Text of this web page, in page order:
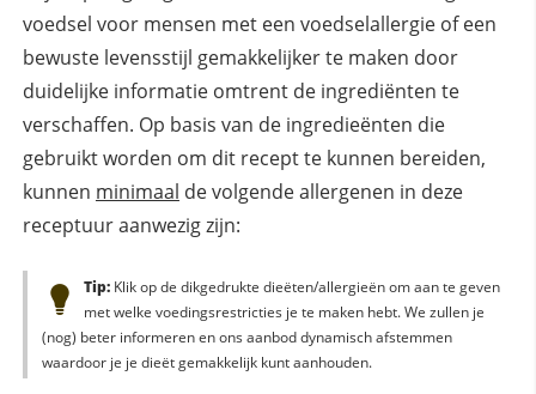
voedsel voor mensen met een voedselallergie of een
bewuste levensstijl gemakkelijker te maken door
duidelijke informatie omtrent de ingrediënten te
verschaffen. Op basis van de ingredieënten die
gebruikt worden om dit recept te kunnen bereiden,
kunnen minimaal de volgende allergenen in deze
receptuur aanwezig zijn:
Tip:Klik op de dikgedrukte dieëten/allergieën om aan te geven
met welke voedingsrestricties je te maken hebt. We zullen je
(nog) beter informeren en ons aanbod dynamisch afstemmen
waardoor je je dieët gemakkelijk kunt aanhouden.